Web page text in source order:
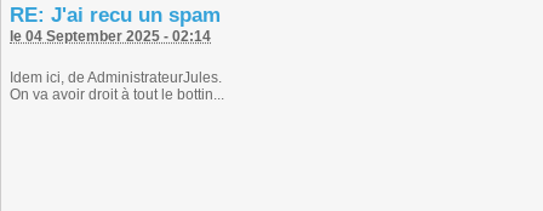
RE: J'ai recu un spam
le 04 September 2025 - 02:14
Idem ici, de AdministrateurJules.
On va avoir droit à tout le bottin...